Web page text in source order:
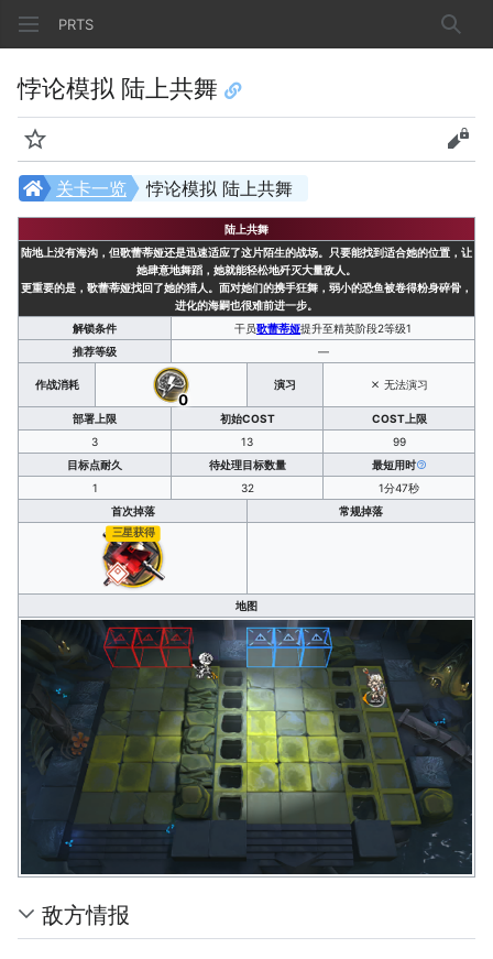
PRTS 搜索
悖论模拟 陆上共舞
监视 查看
悖论模拟 陆上共舞
关卡一览
陆上共舞
陆地上没有海沟，但歌蕾蒂娅还是迅速适应了这片陌生的战场。只要能找到适合她的位置，让
她肆意地舞蹈，她就能轻松地歼灭大量敌人。
更重要的是，歌蕾蒂娅找回了她的猎人。面对她们的携手狂舞，弱小的恐鱼被卷得粉身碎骨，
进化的海嗣也很难前进一步。
解锁条件
干员歌蕾蒂娅提升至精英阶段2等级1
推荐等级
—
作战消耗
0
演习 无法演习
部署上限 初始COST
COST上限
3
13
99
目标点耐久
待处理目标数量
最短用时
1
32
1分47秒
首次掉落
常规掉落
三星获得
地图
敌方情报